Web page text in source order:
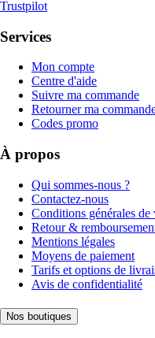
Trustpilot
Services
Mon compte
Centre d'aide
Suivre ma commande
Retourner ma
Codes promo
À propos
Qui sommes-nous ?
Contactez-nous
Conditions générales de
Retour &
Mentions légales
Moyens de paiement
Tarifs et options de
Avis de confidentialité
Nos boutiques